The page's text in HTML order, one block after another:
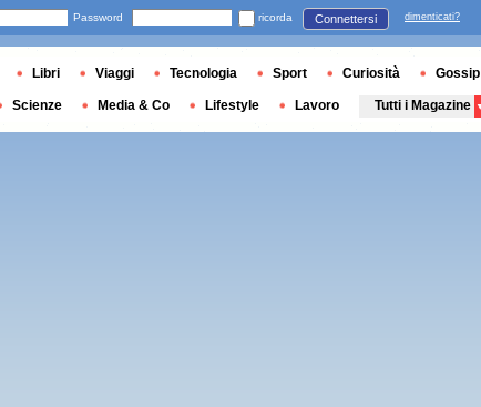
Password ricorda Connettersi dimenticati?
Libri Viaggi Tecnologia Sport Curiosità Gossip
Scienze Media & Co Lifestyle Lavoro Tutti i Magazine